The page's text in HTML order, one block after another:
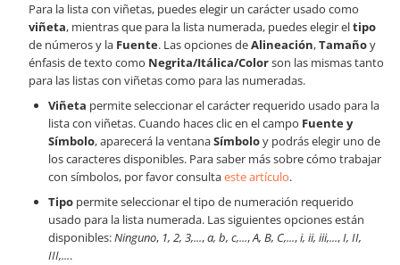
Para la lista con viñetas, puedes elegir un carácter usado como
viñeta, mientras que para la lista numerada, puedes elegir eltipo
de números y la Fuente. Las opciones deAlineación,Tamañoy
énfasis de texto como Negrita/Itálica/Colorson las mismas tanto
para las listas con viñetas como para las numeradas.
Viñeta permite seleccionar el carácter requerido usado para la
lista con viñetas. Cuando haces clic en el campo Fuente y
Símbolo, aparecerá la ventanaSímboloy podrás elegir uno de
los caracteres disponibles. Para saber más sobre cómo trabajar
con símbolos, por favor consultaeste artículo.
Tipo permite seleccionar el tipo de numeración requerido
usado para la lista numerada. Las siguientes opciones están
disponibles:Ninguno, 1, 2, 3,...,a, b, c,...,A, B, C,...,i, ii, iii,...,I, II,
III,....